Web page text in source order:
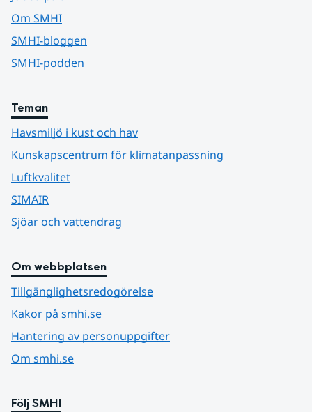
Om SMHI
SMHI-bloggen
SMHI-podden
Teman
Havsmiljö i kust och hav
Kunskapscentrum för klimatanpassning
Luftkvalitet
SIMAIR
Sjöar och vattendrag
Om webbplatsen
Tillgänglighetsredogörelse
Kakor på smhi.se
Hantering av personuppgifter
Om smhi.se
Följ SMHI